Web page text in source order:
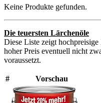
Keine Produkte gefunden.
Die teuersten Lärchenöle
Diese Liste zeigt
hoher Preis eventuell nicht
voraussetzt.
# Vorschau